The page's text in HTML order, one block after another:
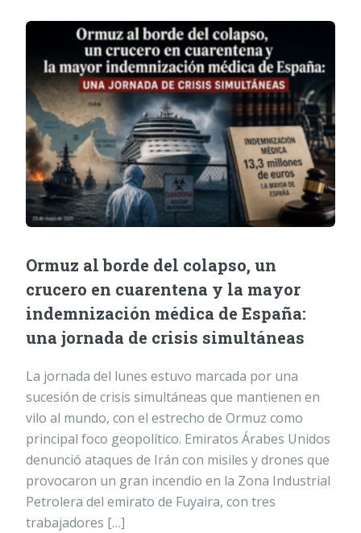
Ormuz al borde del colapso, un
crucero en cuarentena y la mayor
indemnización médica de España:
una jornada de crisis simultáneas
La jornada del lunes estuvo marcada por una
sucesión de crisis simultáneas que mantienen en
vilo al mundo, con el estrecho de Ormuz como
principal foco geopolítico. Emiratos Árabes Unidos
denunció ataques de Irán con misiles y drones que
provocaron un gran incendio en la Zona Industrial
Petrolera del emirato de Fuyaira, con tres
trabajadores […]